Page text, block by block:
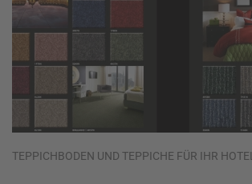
TEPPICHBODEN UND TEPPICHE FÜR IHR HOTEL